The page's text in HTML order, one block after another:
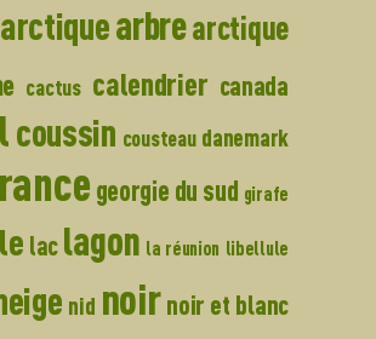
arbrearctique
cactus calendrier canada
coussin cousteau danemark
georgie du sud girafe
lac lagon la réunion libellule
nid noirnoir et blanc